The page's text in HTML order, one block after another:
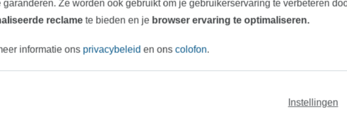
garanderen. Ze worden ook gebruikt om je gebruikerservaring te verbeteren
reclamete bieden en je browser ervaring te optimaliseren.
informatie ons privacybeleid en onscolofon.
Instellingen